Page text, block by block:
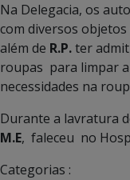
Na Delegacia, os
com diversos
além de R.P.ter
roupas para limpar
necessidades na
Durante a lavratura
M.E, faleceu no
Categorias :